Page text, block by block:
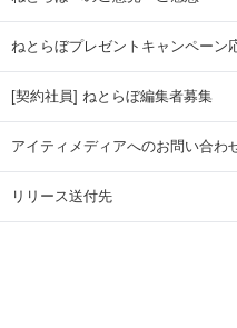
ねとらぼプレゼントキャンペーン
[契約社員] ねとらぼ編集者募集
アイティメディアへのお問い合わ
リリース送付先